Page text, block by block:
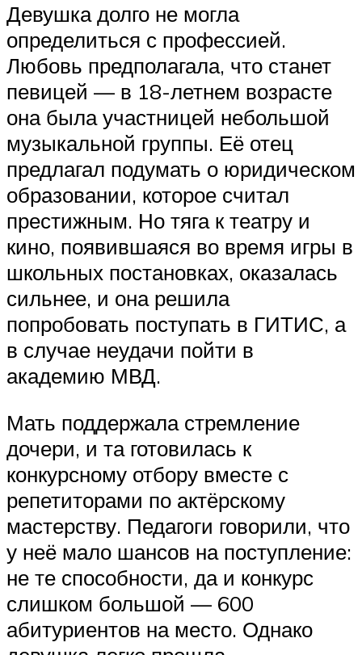
Девушка долго не могла
определиться с профессией.
Любовь предполагала, что станет
певицей — в 18-летнем возрасте
она была участницей небольшой
музыкальной группы. Её отец
предлагал подумать о юридическом
образовании, которое считал
престижным. Но тяга к театру и
кино, появившаяся во время игры в
школьных постановках, оказалась
сильнее, и она решила
попробовать поступать в ГИТИС, а
в случае неудачи пойти в
академию МВД.
Мать поддержала стремление
дочери, и та готовилась к
конкурсному отбору вместе с
репетиторами по актёрскому
мастерству. Педагоги говорили, что
у неё мало шансов на поступление:
не те способности, да и конкурс
слишком большой — 600
абитуриентов на место. Однако